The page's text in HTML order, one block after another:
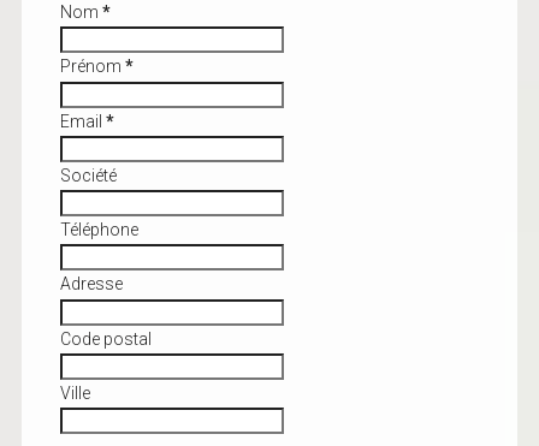
Nom *
Prénom *
Email *
Société
Téléphone
Adresse
Code postal
Ville